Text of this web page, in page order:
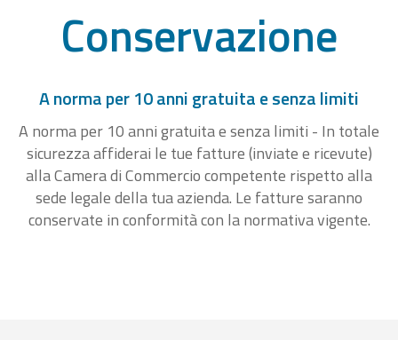
Conservazione
A norma per 10 anni gratuita e senza limiti
A norma per 10 anni gratuita e senza limiti - In totale
sicurezza affiderai le tue fatture (inviate e ricevute)
alla Camera di Commercio competente rispetto alla
sede legale della tua azienda. Le fatture saranno
conservate in conformità con la normativa vigente.